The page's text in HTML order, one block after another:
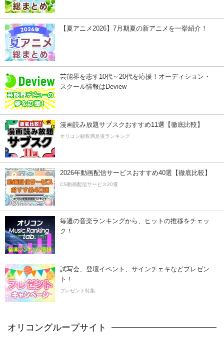
【夏アニメ2026】7月期夏の新アニメを一挙紹介！
芸能界を志す10代～20代を応援！オーディション・
スクール情報はDeview
漫画読み放題サブスクおすすめ11選【徹底比較】
オリコン顧客満足度ランキング
2026年動画配信サービスおすすめ40選【徹底比較】
CS動画配信サービス20選
毎週の音楽ランキングから、ヒットの推移をチェッ
ク！
試写会、登壇イベント、サインチェキなどプレゼン
ト！
プレゼント特集
オリコングループサイト